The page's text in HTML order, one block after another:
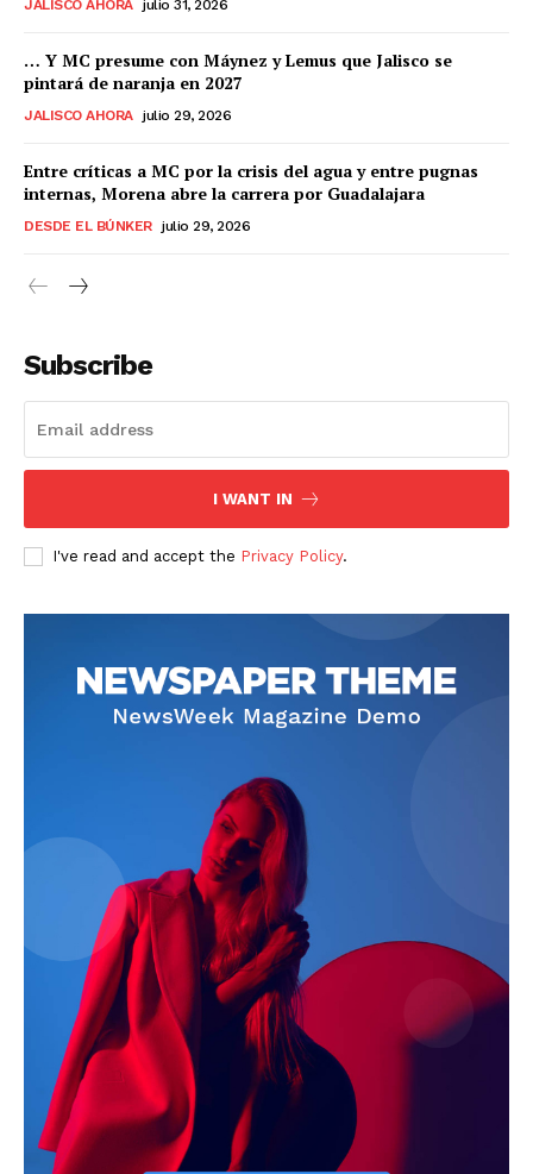
JALISCO AHORA julio 31, 2026
… Y MC presume con Máynez y Lemus que Jalisco se
pintará de naranja en 2027
JALISCO AHORA julio 29, 2026
Entre críticas a MC por la crisis del agua y entre pugnas
internas, Morena abre la carrera por Guadalajara
DESDE EL BÚNKER julio 29, 2026
Subscribe
I WANT IN
I've read and accept the Privacy Policy.